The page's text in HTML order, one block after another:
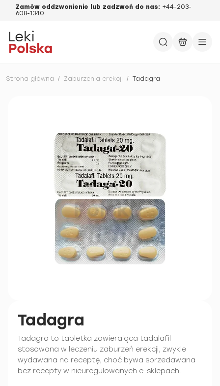
Zamów oddzwonienie lub zadzwoń do nas: +44-203-
608-1340
Strona główna / Zaburzenia erekcji / Tadagra
Tadagra
Tadagra to tabletka zawierająca tadalafil
stosowana w leczeniu zaburzeń erekcji, zwykle
wydawana na receptę, choć bywa sprzedawana
bez recepty w nieuregulowanych e-sklepach.